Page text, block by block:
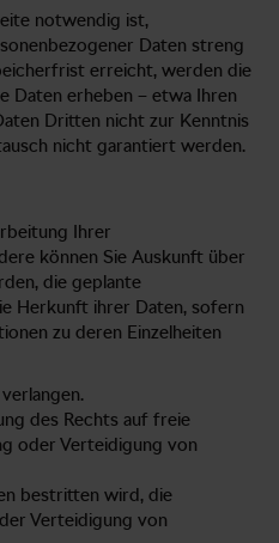
notwendig ist,
Daten streng
erreicht, werden die
Daten erheben – etwa Ihren
Dritten nicht zur Kenntnis
nicht garantiert werden.
Ihrer
können Sie Auskunft über
die geplante
Herkunft ihrer Daten, sofern
zu deren Einzelheiten
des Rechts auf freie
oder Verteidigung von
bestritten wird, die
Verteidigung von